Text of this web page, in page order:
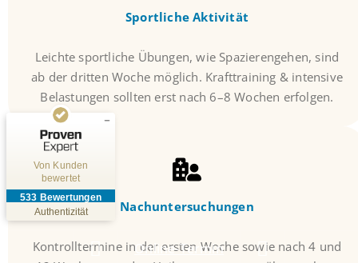
Sportliche Aktivität
Leichte sportliche Übungen, wie Spazierengehen, sind
ab der dritten Woche möglich. Krafttraining & intensive
Belastungen sollten erst nach 6–8 Wochen erfolgen.
Nachuntersuchungen
Kontrolltermine in der ersten Woche sowie nach 4 und
Online-Termin
Von Kunden
bewertet
533 Bewertungen
Authentizität
Viszera Chirurgie-Zentrum München
95
%
Empfehlungen auf
ProvenExpert.com
4,93
/
5,00
514
Bewertungen von
5 anderen Quellen
Blick aufs ProvenExpert-Profil werfen
30.07.2026